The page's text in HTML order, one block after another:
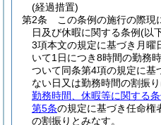
(経過措置)
第2条
この条例の施行の際現
日及び休暇に関する条例(以
3項本文の規定に基づき月曜
いて1日につき8時間の勤務
ついて同条第4項の規定に基
ない日又は勤務時間の割振
勤務時間、休暇等に関する条
第5条の規定に基づき任命権
の割振りとみなす。